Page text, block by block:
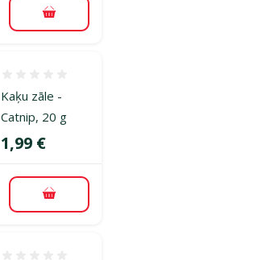
Pievienot grozam
Kaķu zāle -
Catnip, 20 g
Cena
1,99 €
Pievienot grozam